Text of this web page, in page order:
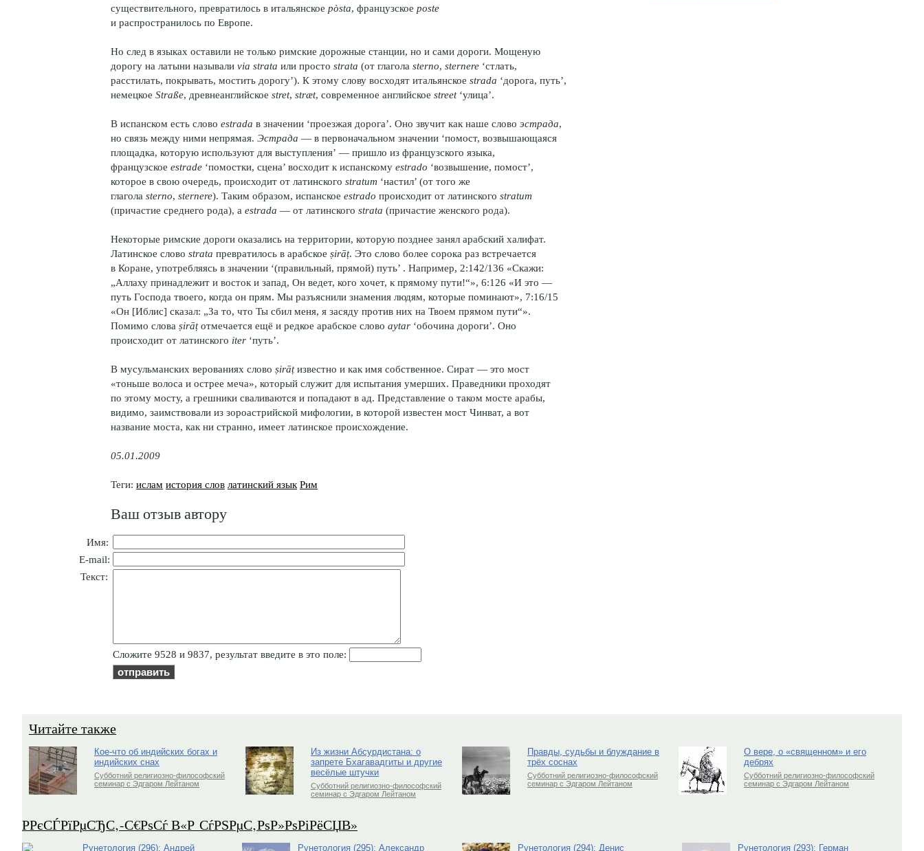
существительного, превратилось в итальянское pòsta, французское poste
и распространилось по Европе.
Но след в языках оставили не только римские дорожные станции, но и сами дороги. Мощеную
дорогу на латыни называли via strata или просто strata (от глагола sterno, sternere ‘стлать,
расстилать, покрывать, мостить дорогу’). К этому слову восходят итальянское strada ‘дорога, путь’,
немецкое Straße, древнеанглийское stret, stræt, современное английское street‘улица’.
В испанском есть слово estrada в значении ‘проезжая дорога’. Оно звучит как наше слово эстрада,
но связь между ними непрямая. Эстрада — в первоначальном значении ‘помост, возвышающаяся
площадка, которую используют для выступления’ — пришло из французского языка,
французское estrade ‘помостки, сцена’ восходит к испанскому estrado ‘возвышение, помост’,
которое в свою очередь, происходит от латинского stratum ‘настил’ (от того же
глагола sterno, sternere). Таким образом, испанское estrado происходит от латинского stratum
(причастие среднего рода), а estrada — от латинского strata (причастие женского рода).
Некоторые римские дороги оказались на территории, которую позднее занял арабский халифат.
Латинское слово strata превратилось в арабское ṣirāṭ. Это слово более сорока раз встречается
в Коране, употребляясь в значении ‘(правильный, прямой) путь’ . Например, 2:142/136 «Скажи:
„Аллаху принадлежит и восток и запад, Он ведет, кого хочет, к прямому пути!“», 6:126 «И это —
путь Господа твоего, когда он прям. Мы разъяснили знамения людям, которые поминают», 7:16/15
«Он [Иблис] сказал: „За то, что Ты сбил меня, я засяду против них на Твоем прямом пути“».
Помимо слова ṣirāṭотмечается ещё и редкое арабское слово aytar ‘обочина дороги’. Оно
происходит от латинского iter ‘путь’.
В мусульманских верованиях слово ṣirāṭизвестно и как имя собственное. Сират — это мост
«тоньше волоса и острее меча», который служит для испытания умерших. Праведники проходят
по этому мосту, а грешники сваливаются и попадают в ад. Представление о таком мосте арабы,
видимо, заимствовали из зороастрийской мифологии, в которой известен мост Чинват, а вот
название моста, как ни странно, имеет латинское происхождение.
05.01.2009
Теги: ислам история слов латинcкий язык Рим
Ваш отзыв автору
Имя:
E-mail:
Текст:
Cлoжитe 9528 и 9837, результат введите в это поле:
Читайте также
Кое-что об индийских богах и
индийских снах
Субботний религиозно-философский
семинар с Эдгаром Лейтаном
Из жизни Абсурдистана: о
запрете Бхагавадгиты и другие
весёлые штучки
Субботний религиозно-философский
семинар с Эдгаром Лейтаном
Правды, судьбы и блуждание в
трёх соснах
Субботний религиозно-философский
семинар с Эдгаром Лейтаном
О вере, о «священном» и его
дебрях
Субботний религиозно-философский
семинар с Эдгаром Лейтаном
Р­РєСЃРїРµСЂС‚-С€РѕСѓ В«Р СѓРЅРµС‚РѕР»РѕРіРёСЏВ»
Рунетология (296): Андрей Рунетология (295): Александр Рунетология (294): Денис Рунетология (293): Герман